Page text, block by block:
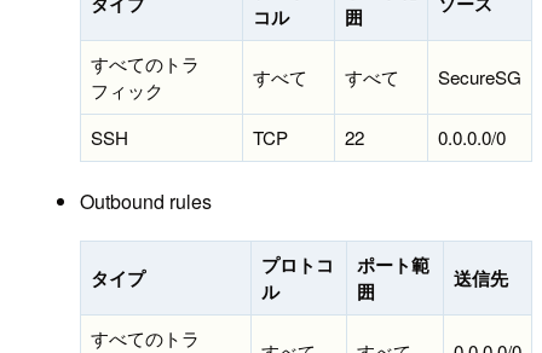
コル
囲
すべてのトラ
フィック
すべて すべて SecureSG
SSH TCP 22 0.0.0.0/0
Outbound rules
タイプ
プロトコ
ル
ポート範
囲
送信先
すべてのトラ